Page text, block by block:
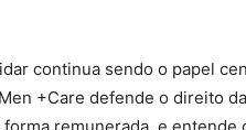
continua sendo o papel
+Care defende o direito